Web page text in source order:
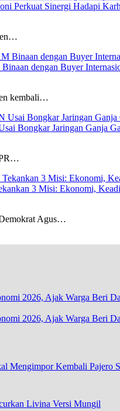
Perkuat Sinergi Hadapi
dengan Buyer
kembali…
Bongkar Jaringan Ganja
3 Misi: Ekonomi,
Agus…
2026, Ajak Warga Beri
Mengimpor Kembali Pajero
Livina Versi Mungil